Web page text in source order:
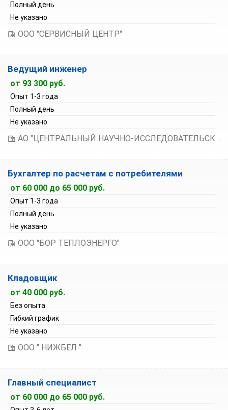
Полный день
Не указано
ООО "СЕРВИСНЫЙ ЦЕНТР"
Ведущий инженер
от 93 300 руб.
Опыт 1-3 года
Полный день
Не указано
АО "ЦЕНТРАЛЬНЫЙ НАУЧНО-ИССЛЕДОВАТЕЛЬСКИЙ ИНСТИТУТ "БУРЕВЕСТНИК"
Бухгалтер по расчетам с потребителями
от 60 000 до 65 000 руб.
Опыт 1-3 года
Полный день
Не указано
ООО "БОР ТЕПЛОЭНЕРГО"
Кладовщик
от 40 000 руб.
Без опыта
Гибкий график
Не указано
ООО " НИЖБЕЛ "
Главный специалист
от 60 000 до 65 000 руб.